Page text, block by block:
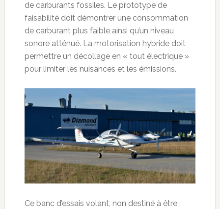
de carburants fossiles. Le prototype de
faisabilité doit démontrer une consommation
de carburant plus faible ainsi qu’un niveau
sonore atténué. La motorisation hybride doit
permettre un décollage en « tout électrique »
pour limiter les nuisances et les émissions.
Ce banc d’essais volant, non destiné à être